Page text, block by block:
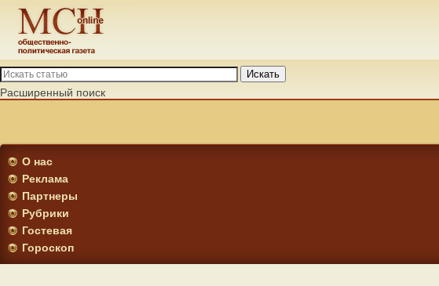
Искать
Расширенный поиск
О нас
Реклама
Партнеры
Рубрики
Гостевая
Гороскоп